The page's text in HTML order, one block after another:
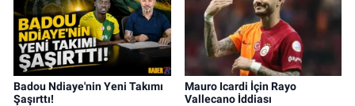
Badou Ndiaye'nin Yeni Takımı
Şaşırttı!
Mauro Icardi İçin Rayo
Vallecano İddiası